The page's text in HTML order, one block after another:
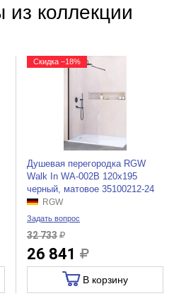
из коллекции
Скидка −18%
Душевая перегородка RGW
Walk In WA-002B 120x195
черный, матовое 35100212-24
RGW
Задать вопрос
32 733
26 841
В корзину